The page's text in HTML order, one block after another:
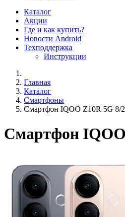
Каталог
Акции
Где и как купить?
Новости Android
Техподдержка
Инструкции
Главная
Каталог
Смартфоны
Смартфон IQOO Z10R 5G 8/
Смартфон